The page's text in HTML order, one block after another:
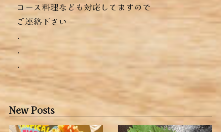
コース料理なども対応してますので
ご連絡下さい
.
.
.
New Posts